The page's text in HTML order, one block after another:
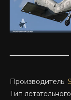
Производитель:
Тип